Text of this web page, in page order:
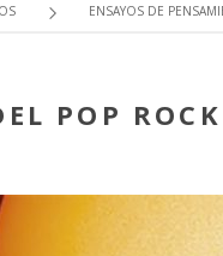
ENSAYOS DE
POP